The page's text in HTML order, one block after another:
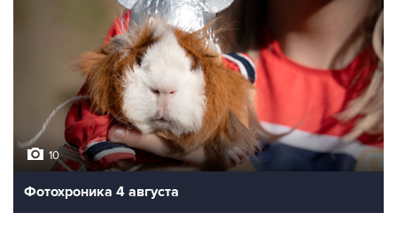
10
Фотохроника 4 августа